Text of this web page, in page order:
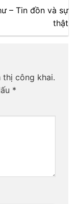
– Tin đồn và sự
thật
thị công khai.
*